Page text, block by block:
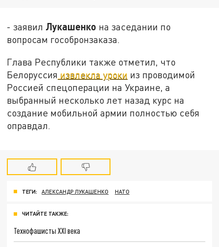
- заявил Лукашенко на заседании по
вопросам гособронзаказа.
Глава Республики также отметил, что
Белоруссия извлекла уроки из проводимой
Россией спецоперации на Украине, а
выбранный несколько лет назад курс на
создание мобильной армии полностью себя
оправдал.
ТЕГИ: АЛЕКСАНДР ЛУКАШЕНКО НАТО
ЧИТАЙТЕ ТАКЖЕ:
Технофашисты XXI века